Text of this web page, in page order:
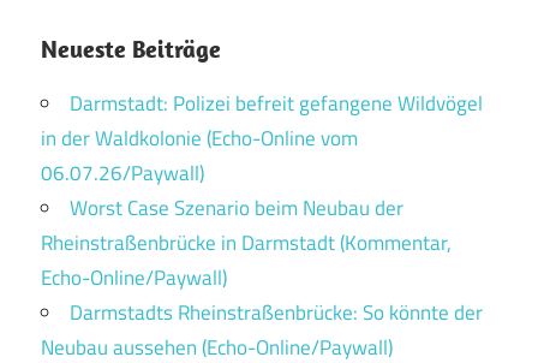
Neueste Beiträge
Darmstadt: Polizei befreit gefangene Wildvögel
in der Waldkolonie (Echo-Online vom
06.07.26/Paywall)
Worst Case Szenario beim Neubau der
Rheinstraßenbrücke in Darmstadt (Kommentar,
Echo-Online/Paywall)
Darmstadts Rheinstraßenbrücke: So könnte der
Neubau aussehen (Echo-Online/Paywall)